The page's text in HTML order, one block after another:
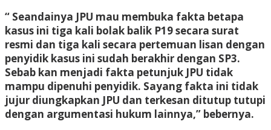
“ Seandainya JPU mau membuka fakta betapa
kasus ini tiga kali bolak balik P19 secara surat
resmi dan tiga kali secara pertemuan lisan dengan
penyidik kasus ini sudah berakhir dengan SP3.
Sebab kan menjadi fakta petunjuk JPU tidak
mampu dipenuhi penyidik. Sayang fakta ini tidak
jujur diungkapkan JPU dan terkesan ditutup tutupi
dengan argumentasi hukum lainnya,” bebernya.